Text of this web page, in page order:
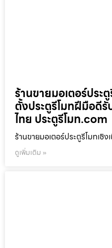
ร้านขายมอเตอร์ประ
ตั้งประตูรีโมทฝีมือดี
ไทย ประตูรีโมท.com
ร้านขายมอเตอร์ประตูรีโมทเชิ
ดูเพิ่มเติม »